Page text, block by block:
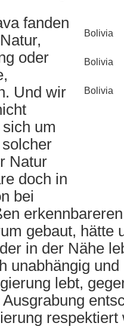
Bolivia
Bolivia
Bolivia
fanden
oder
Und wir
um
Natur
doch in
bei
gebaut, hätte
in der Nähe
unabhängig
lebt,
respektiert